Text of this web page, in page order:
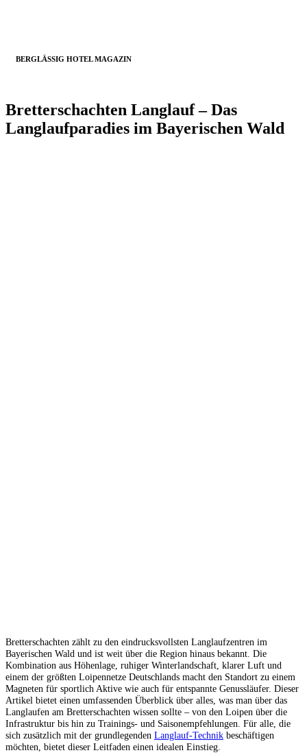
BERGLÄSSIG HOTEL MAGAZIN
Bretterschachten Langlauf – Das
Langlaufparadies im Bayerischen Wald
Bretterschachten zählt zu den eindrucksvollsten Langlaufzentren im
Bayerischen Wald und ist weit über die Region hinaus bekannt. Die
Kombination aus Höhenlage, ruhiger Winterlandschaft, klarer Luft und
einem der größten Loipennetze Deutschlands macht den Standort zu einem
Magneten für sportlich Aktive wie auch für entspannte Genussläufer. Dieser
Artikel bietet einen umfassenden Überblick über alles, was man über das
Langlaufen am Bretterschachten wissen sollte – von den Loipen über die
Infrastruktur bis hin zu Trainings- und Saisonempfehlungen. Für alle, die
sich zusätzlich mit der grundlegenden Langlauf-Technik beschäftigen
möchten, bietet dieser Leitfaden einen idealen Einstieg.